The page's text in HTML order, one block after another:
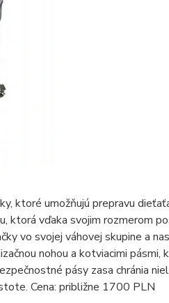
ktoré umožňujú prepravu
ktorá vďaka svojim rozmerom
vo svojej váhovej skupine a
nohou a kotviacimi
pásy zasa chránia
Cena: približne 1700 PLN